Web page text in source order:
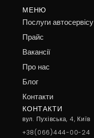
МЕНЮ
Послуги автосервісу
Прайс
Вакансії
Про нас
Блог
Контакти
КОНТАКТИ
вул. Пухівська, 4, Київ
+38(066)444-00-24